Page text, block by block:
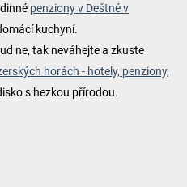
penziony v Deštné v
kuchyní.
ne, tak neváhejte a zkuste
horách - hotely, penziony,
s hezkou přírodou.